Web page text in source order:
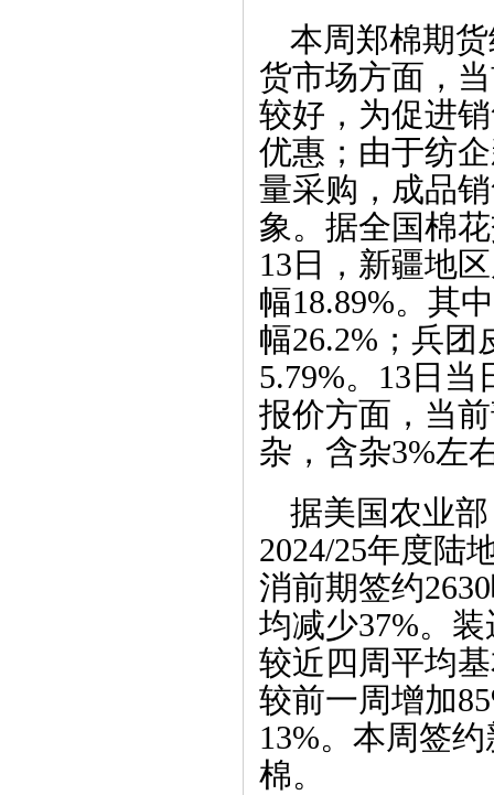
本周郑棉期
货市场方面，
较好，为促进
优惠；由于纺
量采购，成品
象。据全国棉
13日，新疆地
幅18.89%。其
幅26.2%；兵团
5.79%。13日
报价方面，当
杂，含杂3%左
据美国农业
2024/25年度陆
消前期签约
均减少37%。
较近四周平均
较前一周增加
13%。本周签
棉。